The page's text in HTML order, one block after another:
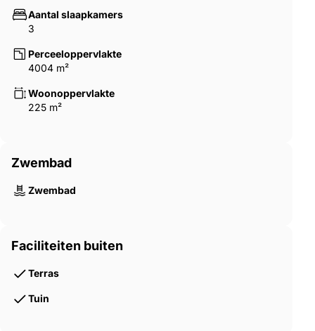
Aantal slaapkamers
3
Perceeloppervlakte
4004 m²
Woonoppervlakte
225 m²
Zwembad
Zwembad
Faciliteiten buiten
Terras
Tuin